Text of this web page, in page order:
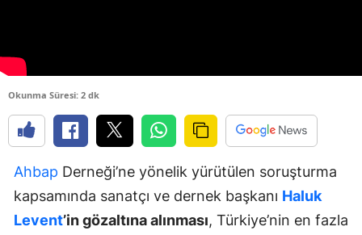
Okunma Süresi: 2 dk
Ahbap Derneği’ne yönelik yürütülen soruşturma
kapsamında sanatçı ve dernek başkanı Haluk
Levent’in gözaltına alınması, Türkiye’nin en fazla